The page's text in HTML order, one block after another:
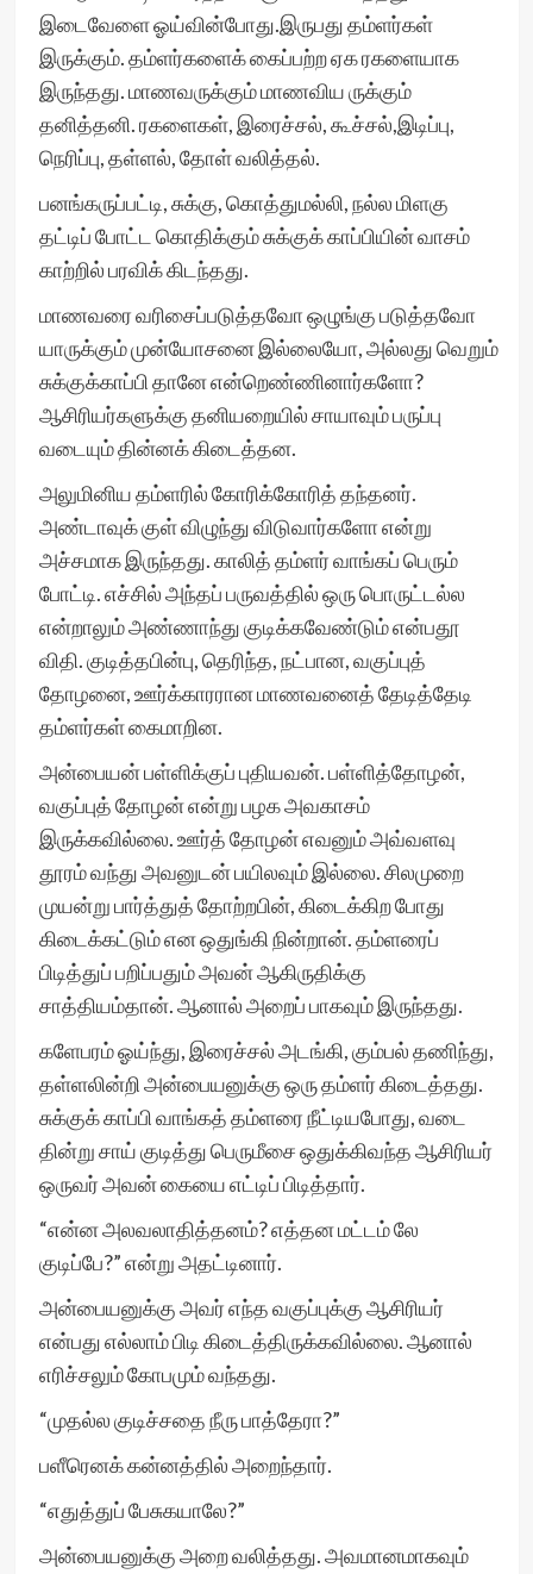
இடைவேளை ஓய்வின்போது.இருபது தம்ளர்கள்
இருக்கும். தம்ளர்களைக் கைப்பற்ற ஏக ரகளையாக
இருந்தது. மாணவருக்கும் மாணவிய ருக்கும்
தனித்தனி. ரகளைகள், இரைச்சல், கூச்சல்,இடிப்பு,
நெரிப்பு, தள்ளல், தோள் வலித்தல்.
பனங்கருப்பட்டி, சுக்கு, கொத்துமல்லி, நல்ல மிளகு
தட்டிப் போட்ட கொதிக்கும் சுக்குக் காப்பியின் வாசம்
காற்றில் பரவிக் கிடந்தது.
மாணவரை வரிசைப்படுத்தவோ ஒழுங்கு படுத்தவோ
யாருக்கும் முன்யோசனை இல்லையோ, அல்லது வெறும்
சுக்குக்காப்பி தானே என்றெண்ணினார்களோ?
ஆசிரியர்களுக்கு தனியறையில் சாயாவும் பருப்பு
வடையும் தின்னக் கிடைத்தன.
அலுமினிய தம்ளரில் கோரிக்கோரித் தந்தனர்.
அண்டாவுக் குள் விழுந்து விடுவார்களோ என்று
அச்சமாக இருந்தது. காலித் தம்ளர் வாங்கப் பெரும்
போட்டி. எச்சில் அந்தப் பருவத்தில் ஒரு பொருட்டல்ல
என்றாலும் அண்ணாந்து குடிக்கவேண்டும் என்பதூ
விதி. குடித்தபின்பு, தெரிந்த, நட்பான, வகுப்புத்
தோழனை, ஊர்க்காரரான மாணவனைத் தேடித்தேடி
தம்ளர்கள் கைமாறின.
அன்பையன் பள்ளிக்குப் புதியவன். பள்ளித்தோழன்,
வகுப்புத் தோழன் என்று பழக அவகாசம்
இருக்கவில்லை. ஊர்த் தோழன் எவனும் அவ்வளவு
தூரம் வந்து அவனுடன் பயிலவும் இல்லை. சிலமுறை
முயன்று பார்த்துத் தோற்றபின், கிடைக்கிற போது
கிடைக்கட்டும் என ஒதுங்கி நின்றான். தம்ளரைப்
பிடித்துப் பறிப்பதும் அவன் ஆகிருதிக்கு
சாத்தியம்தான். ஆனால் அறைப் பாகவும் இருந்தது.
களேபரம் ஓய்ந்து, இரைச்சல் அடங்கி, கும்பல் தணிந்து,
தள்ளலின்றி அன்பையனுக்கு ஒரு தம்ளர் கிடைத்தது.
சுக்குக் காப்பி வாங்கத் தம்ளரை நீட்டியபோது, வடை
தின்று சாய் குடித்து பெருமீசை ஒதுக்கிவந்த ஆசிரியர்
ஒருவர் அவன் கையை எட்டிப் பிடித்தார்.
“என்ன அலவலாதித்தனம்? எத்தன மட்டம் லே
குடிப்பே?” என்று அதட்டினார்.
அன்பையனுக்கு அவர் எந்த வகுப்புக்கு ஆசிரியர்
என்பது எல்லாம் பிடி கிடைத்திருக்கவில்லை. ஆனால்
எரிச்சலும் கோபமும் வந்தது.
“முதல்ல குடிச்சதை நீரு பாத்தேரா?”
பளீரெனக் கன்னத்தில் அறைந்தார்.
“எதுத்துப் பேசுகயாலே?”
அன்பையனுக்கு அறை வலித்தது. அவமானமாகவும்